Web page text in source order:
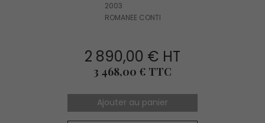
2003
ROMANEE CONTI
2 890,00 € HT
Prix
3 468,00 € TTC
Ajouter au panier